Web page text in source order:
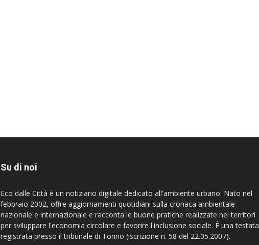
Su di noi
Eco dalle Città è un notiziario digitale dedicato all'ambiente urbano. Nato nel
febbraio 2002, offre aggiornamenti quotidiani sulla cronaca ambientale
nazionale e internazionale e racconta le buone pratiche realizzate nei territori
per sviluppare l'economia circolare e favorire l'inclusione sociale. È una testata
registrata presso il tribunale di Torino (iscrizione n. 58 del 22.05.2007).